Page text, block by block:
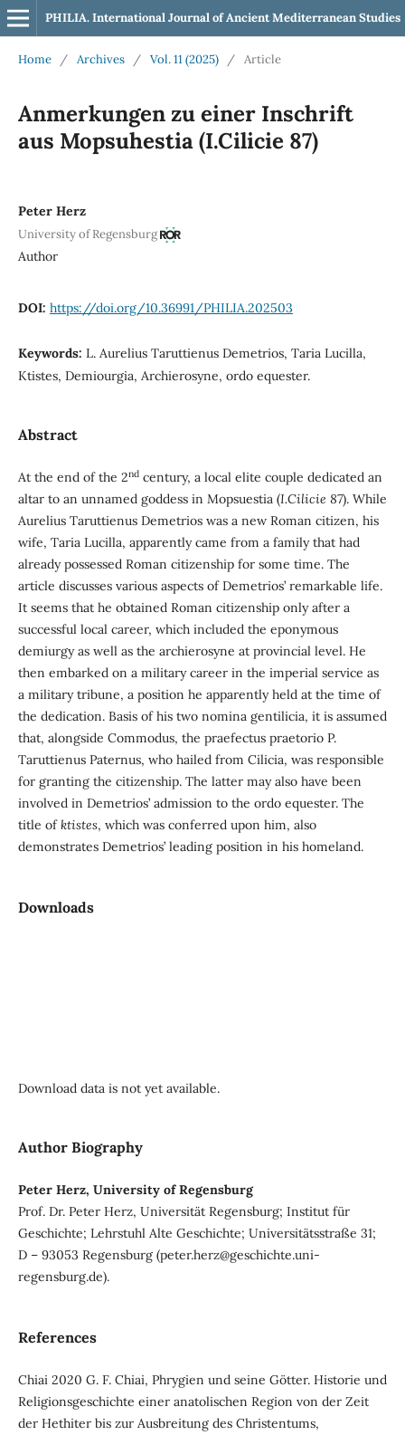
PHILIA. International Journal of Ancient Mediterranean Studies
Home / Archives / Vol. 11 (2025) / Article
Anmerkungen zu einer Inschrift
aus Mopsuhestia (I.Cilicie 87)
Peter Herz
University of Regensburg
Author
DOI: https://doi.org/10.36991/PHILIA.202503
Keywords: L. Aurelius Taruttienus Demetrios, Taria Lucilla,
Ktistes, Demiourgia, Archierosyne, ordo equester.
Abstract
At the end of the 2ndcentury, a local elite couple dedicated an
altar to an unnamed goddess in Mopsuestia (I.Cilicie 87). While
Aurelius Taruttienus Demetrios was a new Roman citizen, his
wife, Taria Lucilla, apparently came from a family that had
already possessed Roman citizenship for some time. The
article discusses various aspects of Demetrios’ remarkable life.
It seems that he obtained Roman citizenship only after a
successful local career, which included the eponymous
demiurgy as well as the archierosyne at provincial level. He
then embarked on a military career in the imperial service as
a military tribune, a position he apparently held at the time of
the dedication. Basis of his two nomina gentilicia, it is assumed
that, alongside Commodus, the praefectus praetorio P.
Taruttienus Paternus, who hailed from Cilicia, was responsible
for granting the citizenship. The latter may also have been
involved in Demetrios’ admission to the ordo equester. The
title ofktistes, which was conferred upon him, also
demonstrates Demetrios’ leading position in his homeland.
Downloads
Download data is not yet available.
Author Biography
Peter Herz, University of Regensburg
Prof. Dr. Peter Herz, Universität Regensburg; Institut für
Geschichte; Lehrstuhl Alte Geschichte; Universitätsstraße 31;
D – 93053 Regensburg (peter.herz@geschichte.uni-
regensburg.de).
References
Chiai 2020 G. F. Chiai, Phrygien und seine Götter. Historie und
Religionsgeschichte einer anatolischen Region von der Zeit
der Hethiter bis zur Ausbreitung des Christentums,